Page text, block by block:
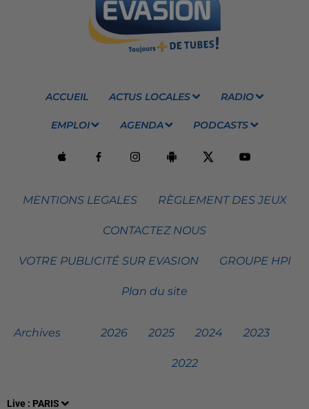
Live : PARIS
ACCUEIL ACTUS LOCALES RADIO
EMPLOI AGENDA PODCASTS
MENTIONS LEGALES RÈGLEMENT DES JEUX
CONTACTEZ NOUS
VOTRE PUBLICITÉ SUR EVASION GROUPE HPI
Plan du site
Archives 2026 2025 2024 2023
2022